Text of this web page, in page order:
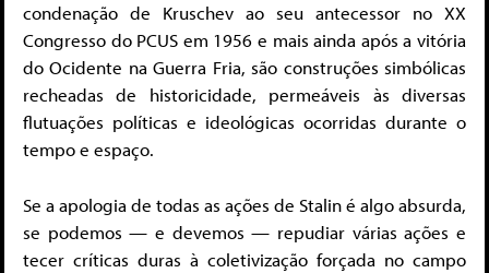
condenação de Kruschev ao seu antecessor no XX
Congresso do PCUS em 1956 e mais ainda após a vitória
do Ocidente na Guerra Fria, são construções simbólicas
recheadas de historicidade, permeáveis às diversas
flutuações políticas e ideológicas ocorridas durante o
tempo e espaço.
Se a apologia de todas as ações de Stalin é algo absurda,
se podemos — e devemos — repudiar várias ações e
tecer críticas duras à coletivização forçada no campo